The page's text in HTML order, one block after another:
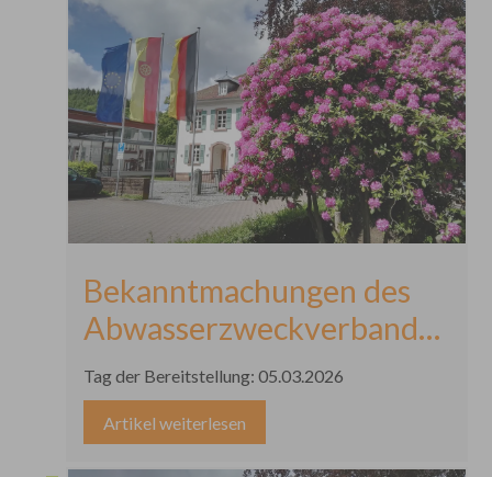
Bekanntmachungen des
Abwasserzweckverbandes
Achertal und
Kappelrodeck
Tag der Bereitstellung: 05.03.2026
Artikel weiterlesen